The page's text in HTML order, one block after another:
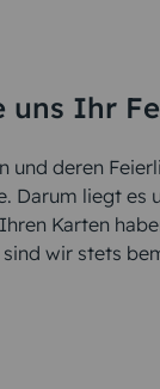
uns Ihr
und deren
Darum liegt es
Karten
wir stets